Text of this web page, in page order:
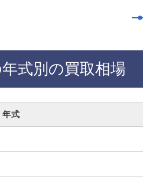
式別の買取相場
年式